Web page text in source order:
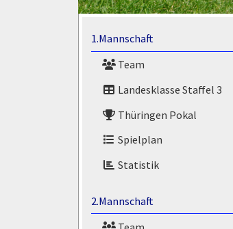
1.Mannschaft
Team
Landesklasse Staffel 3
Thüringen Pokal
Spielplan
Statistik
2.Mannschaft